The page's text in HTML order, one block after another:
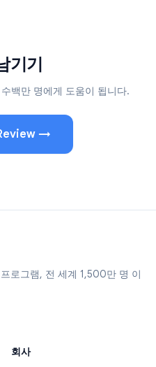
GPT Workspace
기기
백만 명에게 도움이 됩니다.
→
로그램, 전 세계 1,500만 명 이
회사